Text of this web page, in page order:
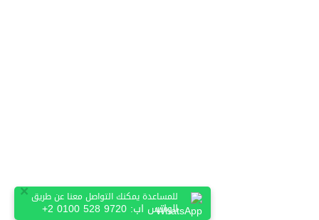
×للمساعدة يمكنك التواصل معنا عن طريق
الواتس اب: +2 0100 528 9720